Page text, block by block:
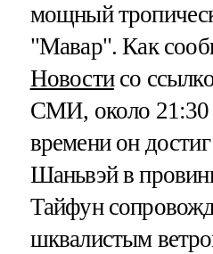
мощный
"Мавар". Как
Новостисо
СМИ, около 21:30
времени он
Шаньвэй в
Тайфун
шквалистым